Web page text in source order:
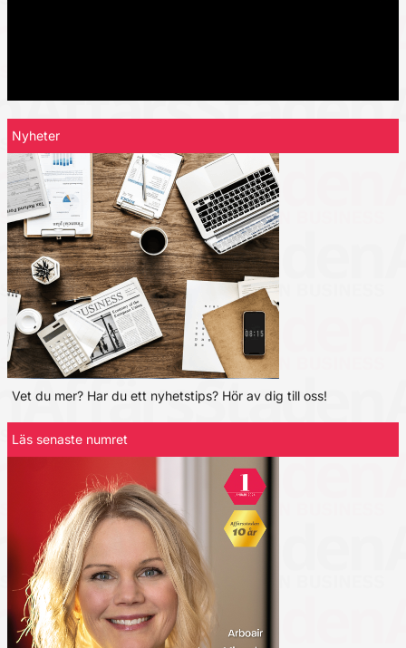
Nyheter
Vet du mer? Har du ett nyhetstips? Hör av dig till oss!
Läs senaste numret